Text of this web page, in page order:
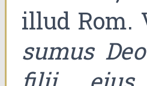
illud Rom.
sumus